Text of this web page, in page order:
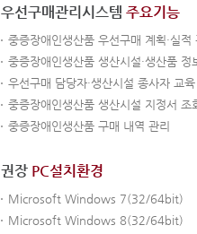
우선구매관리시스템 주요기능
중증장애인생산품 우선구매 계획·실적
중증장애인생산품 생산시설·생산품 정
우선구매 담당자·생산시설 종사자 교
중증장애인생산품 생산시설 지정서 조
중증장애인생산품 구매 내역 관리
권장 PC설치환경
Microsoft Windows 7(32/64bit)
Microsoft Windows 8(32/64bit)